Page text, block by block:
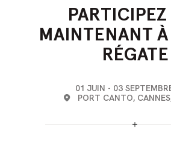
PARTICIPEZ
MAINTENANTÀ
RÉGATE
01 JUIN - 03
PORT CANTO,